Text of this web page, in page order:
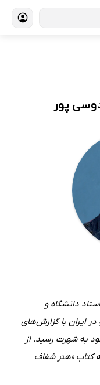
پور
دانشگاه و
ایران با گزارش‌های
به شهرت رسید. از
کتاب «هنر شفاف‌